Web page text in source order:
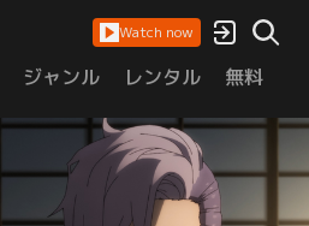
Watch now
ジャンル レンタル 無料